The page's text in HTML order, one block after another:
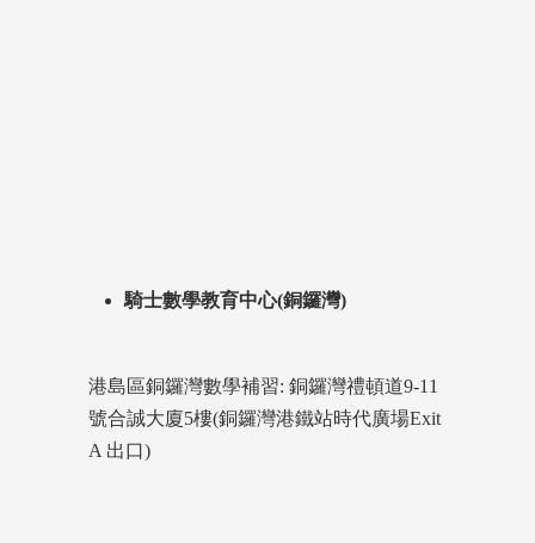
騎士數學教育中心(銅鑼灣)
港島區銅鑼灣數學補習: 銅鑼灣禮頓道9-11
號合誠大廈5樓(銅鑼灣港鐵站時代廣場Exit
A 出口)